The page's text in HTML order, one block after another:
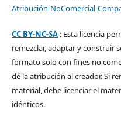
Atribución-NoComercial-
CC BY-NC-SA: Esta licencia
remezclar, adaptar y construir
formato solo con fines no
dé la atribución al creador. Si
material, debe licenciar el
idénticos.